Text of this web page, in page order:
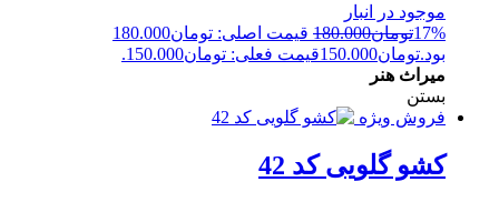
موجود در انبار
17%تومان180.000
قیمت اصلی: تومان180.000
بود.تومان150.000قیمت فعلی: تومان150.000.
میراث هنر
بستن
فروش ویژه
کشو گلویی کد 42